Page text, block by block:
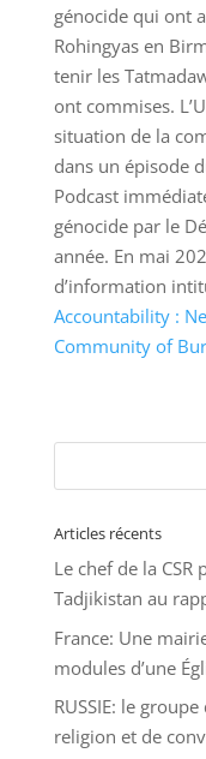
génocide qui ont
Rohingyas en
tenir les
ont commises.
situation de la
dans un épisode
Podcast
génocide par le
année. En mai
d’information
Accountability :
Community of
Articles récents
Le chef de la
Tadjikistan au
France: Une
modules d’une
RUSSIE: le
religion et de